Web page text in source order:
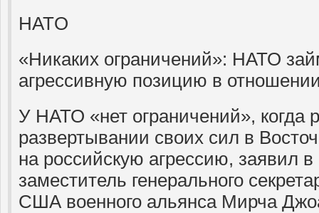
HATO
«Никаких ограничений»: НАТО
агрессивную позицию в
У НАТО «нет ограничений», когда
развертывании своих сил в
на российскую агрессию, заявил в
заместитель генерального
США военного альянса Мирча